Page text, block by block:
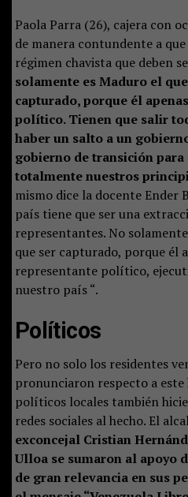
Paola Parra (26), cajera con
de manera contundente a
régimen chavista que deben
solamente es Maduro el
capturado, porque él
político. Tienen que salir
haber un salto a un
gobierno de transición
totalmente nuestros
mismo dice la docente Ender
país tiene que ser una
representantes. No
que ser capturado, porque él
representante político,
nuestro país “.
Políticos
Pero no solo los residentes
pronunciaron respecto a
políticos locales también
redes sociales al hecho. El
exconcejal Cristian
Ulloa se sumaron al apoyo
de gran relevancia en sus